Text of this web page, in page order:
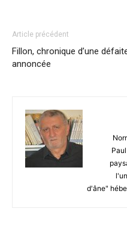
Article précédent
Fillon, chronique d’une
annoncée
d'âne"